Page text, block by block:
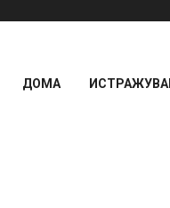
ДОМА